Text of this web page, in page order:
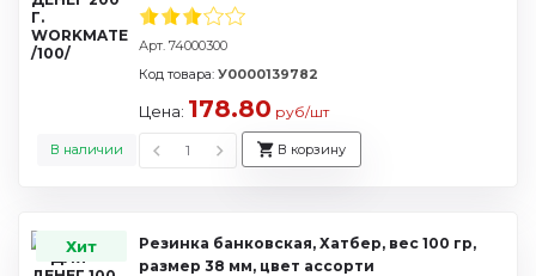
Арт. 74000300
В наличии
Код товара: У0000139782
Цена: 178.80 руб/шт
В корзину
Хит
Резинка банковская, Хатбер, вес 100 гр,
размер 38 мм, цвет ассорти